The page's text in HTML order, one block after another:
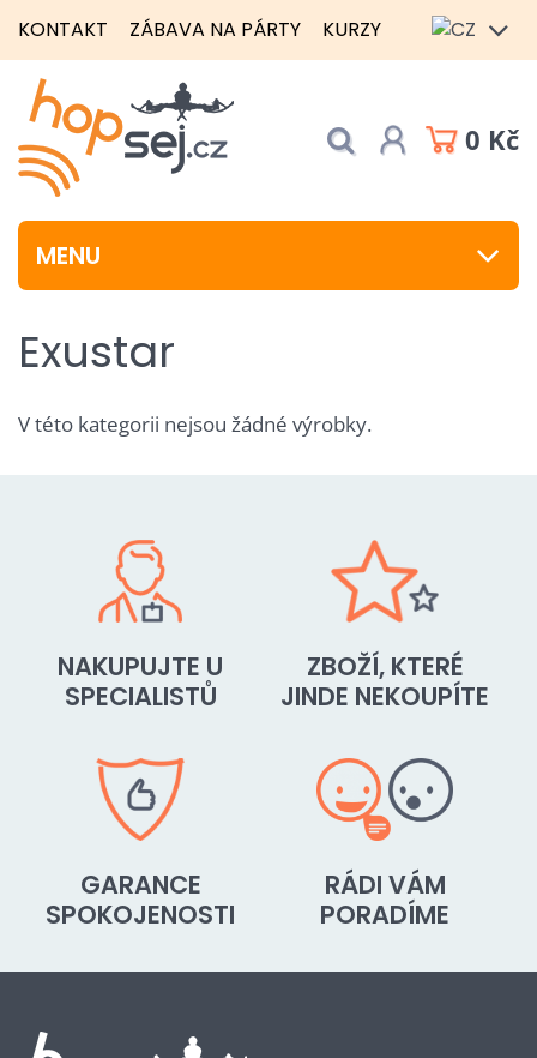
KONTAKT ZÁBAVA NA PÁRTY KURZY
0 Kč
MENU
Exustar
V této kategorii nejsou žádné výrobky.
NAKUPUJTE U
SPECIALISTŮ
ZBOŽÍ, KTERÉ
JINDE NEKOUPÍTE
GARANCE
SPOKOJENOSTI
RÁDI VÁM
PORADÍME